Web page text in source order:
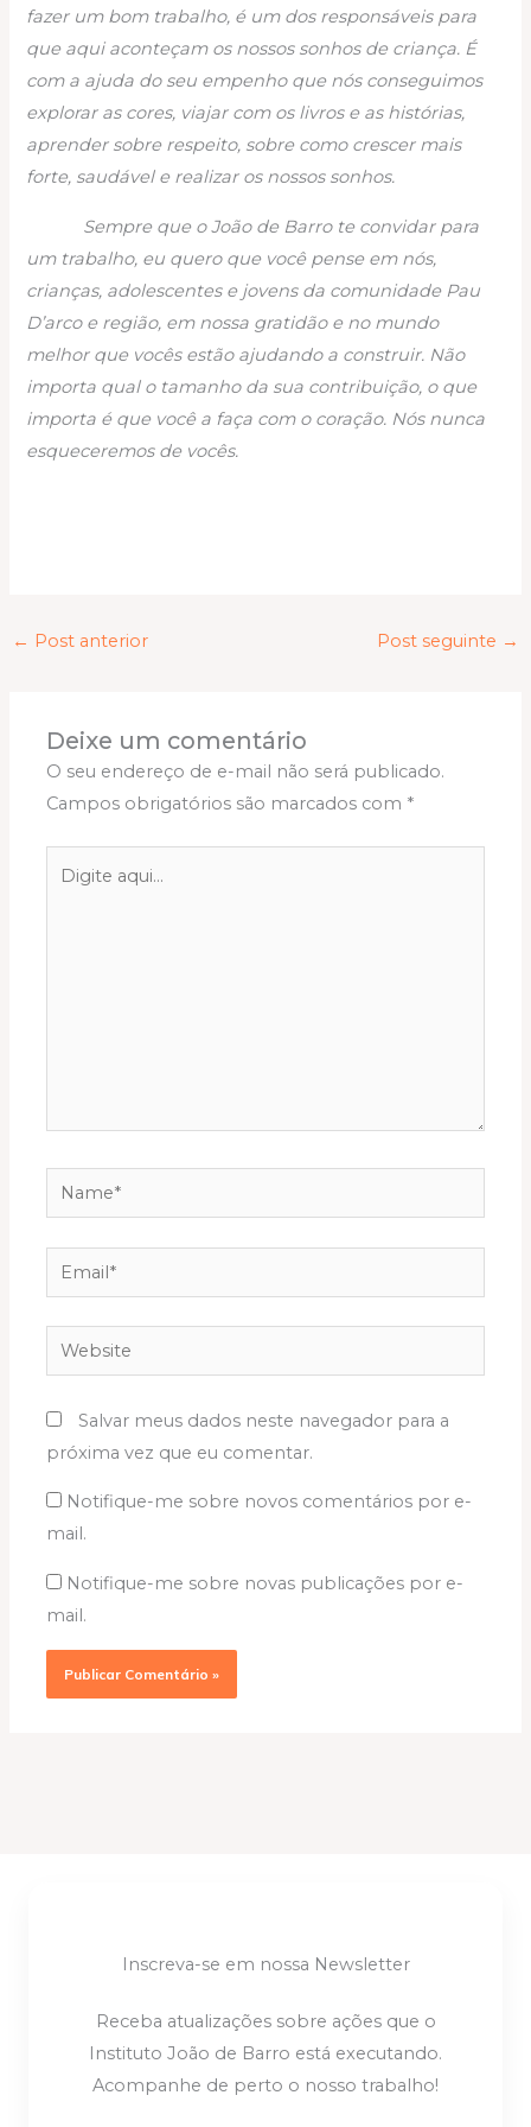
fazer um bom trabalho, é um dos responsáveis para
que aqui aconteçam os nossos sonhos de criança. É
com a ajuda do seu empenho que nós conseguimos
explorar as cores, viajar com os livros e as histórias,
aprender sobre respeito, sobre como crescer mais
forte, saudável e realizar os nossos sonhos.
Sempre que o João de Barro te convidar para
um trabalho, eu quero que você pense em nós,
crianças, adolescentes e jovens da comunidade Pau
D’arco e região, em nossa gratidão e no mundo
melhor que vocês estão ajudando a construir. Não
importa qual o tamanho da sua contribuição, o que
importa é que você a faça com o coração. Nós nunca
esqueceremos de vocês.
← Post anterior Post seguinte →
Deixe um comentário
O seu endereço de e-mail não será publicado.
Campos obrigatórios são marcados com *
aqui...
Name*
Email*
Website
Salvar meus dados neste navegador para a
próxima vez que eu comentar.
Notifique-me sobre novos comentários por e-
mail.
Notifique-me sobre novas publicações por e-
mail.
Inscreva-se em nossa Newsletter
Receba atualizações sobre ações que o
Instituto João de Barro está executando.
Acompanhe de perto o nosso trabalho!